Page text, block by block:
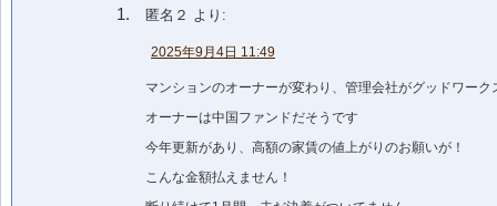
匿名２ より:
2025年9月4日 11:49
マンションのオーナーが変わり、管理会社がグッドワーク
オーナーは中国ファンドだそうです
今年更新があり、高額の家賃の値上がりのお願いが！
こんな金額払えません！